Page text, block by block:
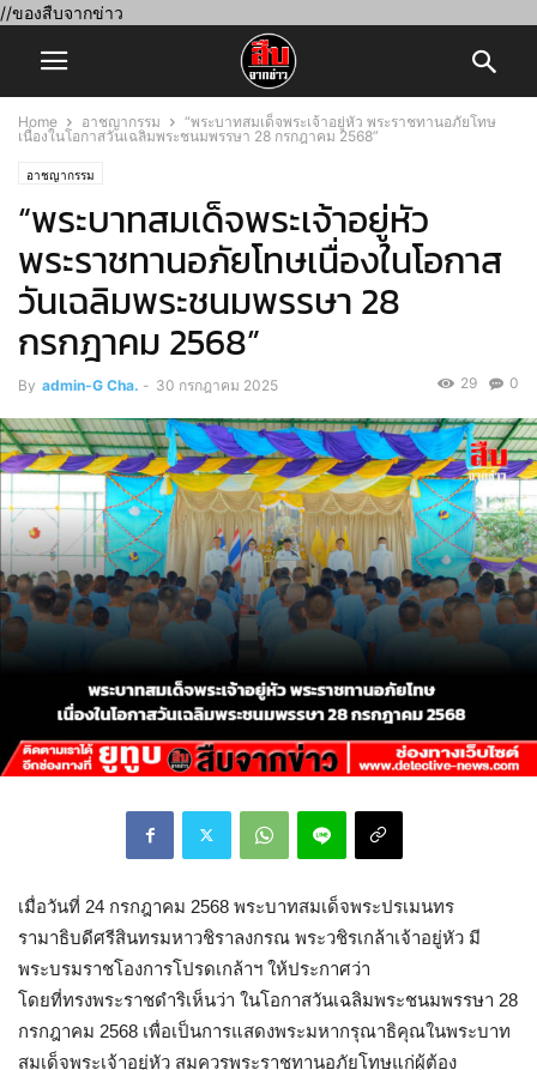
//ของสืบจากข่าว
Home อาชญากรรม
“พระบาทสมเด็จพระเจ้าอยู่หัว พระราชทานอภัยโทษ
เนื่องในโอกาสวันเฉลิมพระชนมพรรษา 28 กรกฎาคม 2568”
อาชญากรรม
“พระบาทสมเด็จพระเจ้าอยู่หัว
พระราชทานอภัยโทษเนื่องในโอกาส
วันเฉลิมพระชนมพรรษา 28
กรกฎาคม 2568”
By admin-G Cha. - 30 กรกฎาคม 2025 0
29
เมื่อวันที่ 24 กรกฎาคม 2568 พระบาทสมเด็จพระปรเมนทร
รามาธิบดีศรีสินทรมหาวชิราลงกรณ พระวชิรเกล้าเจ้าอยู่หัว มี
พระบรมราชโองการโปรดเกล้าฯ ให้ประกาศว่า
​โดยที่ทรงพระราชดำริเห็นว่า ในโอกาสวันเฉลิมพระชนมพรรษา 28
กรกฎาคม 2568 เพื่อเป็นการแสดงพระมหากรุณาธิคุณในพระบาท
สมเด็จพระเจ้าอยู่หัว สมควรพระราชทานอภัยโทษแก่ผู้ต้อง